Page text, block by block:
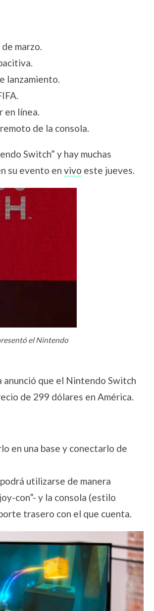
marzo.
lanzamiento.
en línea.
de la consola.
Switch” y hay muchas
su evento en vivo este jueves.
el Nintendo
anunció que el Nintendo Switch
de 299 dólares en América.
en una base y conectarlo de
utilizarse de manera
con”- y la consola (estilo
trasero con el que cuenta.